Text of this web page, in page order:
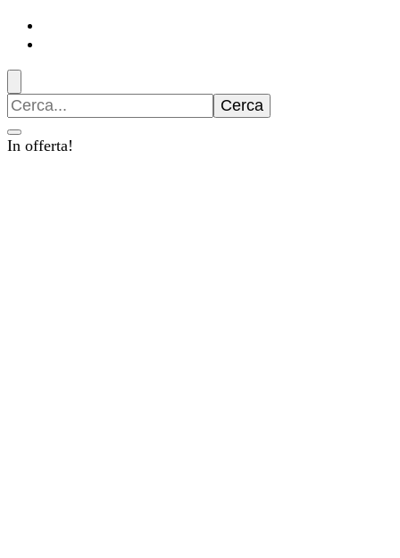
Ricerca
per:
In offerta!